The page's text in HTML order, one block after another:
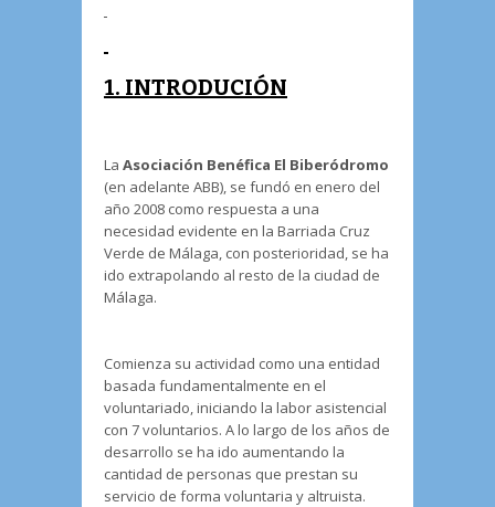
1. INTRODUCIÓN
La Asociación Benéfica El Biberódromo
(en adelante ABB), se fundó en enero del
año 2008 como respuesta a una
necesidad evidente en la Barriada Cruz
Verde de Málaga, con posterioridad, se ha
ido extrapolando al resto de la ciudad de
Málaga.
Comienza su actividad como una entidad
basada fundamentalmente en el
voluntariado, iniciando la labor asistencial
con 7 voluntarios. A lo largo de los años de
desarrollo se ha ido aumentando la
cantidad de personas que prestan su
servicio de forma voluntaria y altruista.